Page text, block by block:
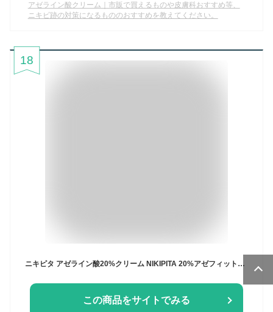
アゼライン酸クリーム｜市販で買えるものや皮膚科おすすめ等、
ニキビ跡の対策になるもののおすすめを教えてください。
18
ニキピタ アゼライン酸20%クリーム NIKIPITA 20%アゼフィットスポッツ 皮膚科医監修 サリチル酸 グリチルリチン酸ジカリウム コラーゲン ヒアルロン酸
この商品をサイトでみる